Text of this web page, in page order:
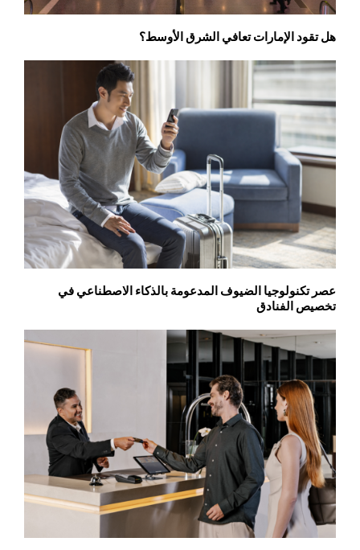
هل تقود الإمارات تعافي الشرق الأوسط؟
عصر تكنولوجيا الضيوف المدعومة بالذكاء الاصطناعي في
تخصيص الفنادق